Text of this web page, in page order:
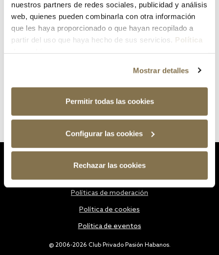
nuestros partners de redes sociales, publicidad y análisis
web, quienes pueden combinarla con otra información
que les haya proporcionado o que hayan recopilado a
partir del uso que haya hecho de sus servicios. Política
Mostrar detalles
Permitir todas las cookies
Configurar las cookies
Rechazar las cookies
¿Has olvidado tu contraseña?
@ 2006-2026 Club Privado Pasión Habanos.
Políticas de moderación
Política de cookies
Política de eventos